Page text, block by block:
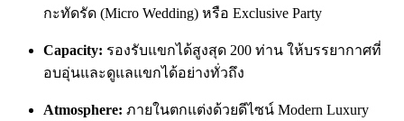
กะทัดรัด (Micro Wedding) หรือ Exclusive Party
Capacity: รองรับแขกได้สูงสุด 200 ท่าน ให้บรรยากาศที่
อบอุ่นและดูแลแขกได้อย่างทั่วถึง
Atmosphere: ภายในตกแต่งด้วยดีไซน์ Modern Luxury